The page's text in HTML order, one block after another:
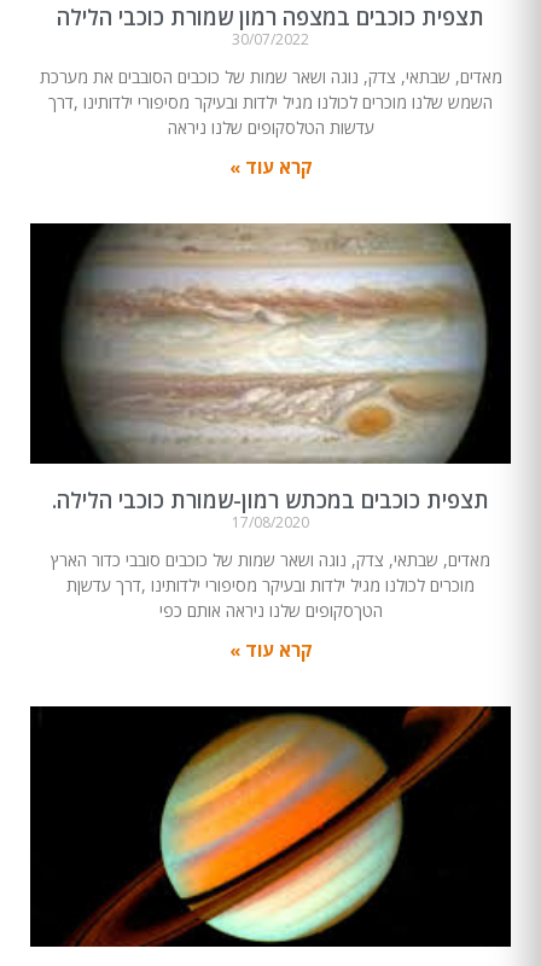
תצפית כוכבים במצפה רמון שמורת כוכבי הלילה
30/07/2022
מאדים, שבתאי, צדק, נוגה ושאר שמות של כוכבים הסובבים את מערכת
השמש שלנו מוכרים לכולנו מגיל ילדות ובעיקר מסיפורי ילדותינו ,דרך
עדשות הטלסקופים שלנו ניראה
קרא עוד »
תצפית כוכבים במכתש רמון-שמורת כוכבי הלילה.
17/08/2020
מאדים, שבתאי, צדק, נוגה ושאר שמות של כוכבים סובבי כדור הארץ
מוכרים לכולנו מגיל ילדות ובעיקר מסיפורי ילדותינו ,דרך עדשןת
הטךסקופים שלנו ניראה אותם כפי
קרא עוד »